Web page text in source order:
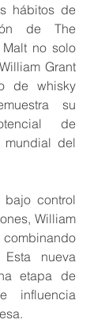
hábitos de
de The
no solo
Grant
de whisky
su
de
mundial del
control
William
nueva
etapa de
influencia